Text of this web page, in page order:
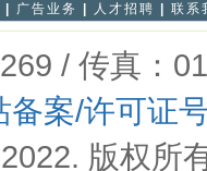
广告业务 人才招聘 联系
/ 传真：
备案/许可证
版权所